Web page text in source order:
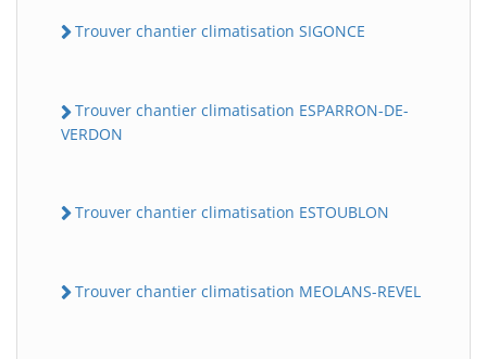
Trouver chantier climatisation SIGONCE
Trouver chantier climatisation ESPARRON-DE-
VERDON
Trouver chantier climatisation ESTOUBLON
Trouver chantier climatisation MEOLANS-REVEL